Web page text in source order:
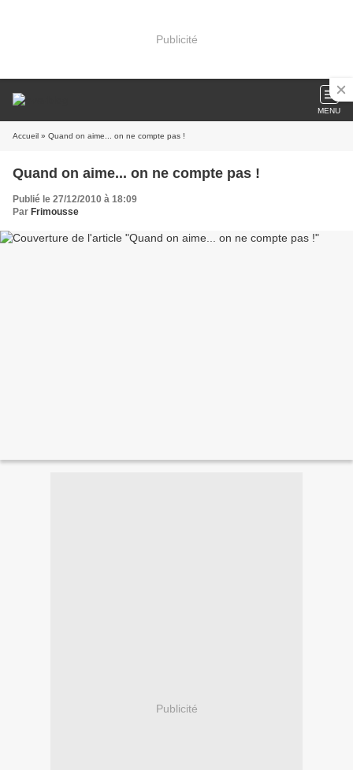
Publicité
MENU
Accueil » Quand on aime... on ne compte pas !
Quand on aime... on ne compte pas !
Publié le 27/12/2010 à 18:09
Par Frimousse
Publicité